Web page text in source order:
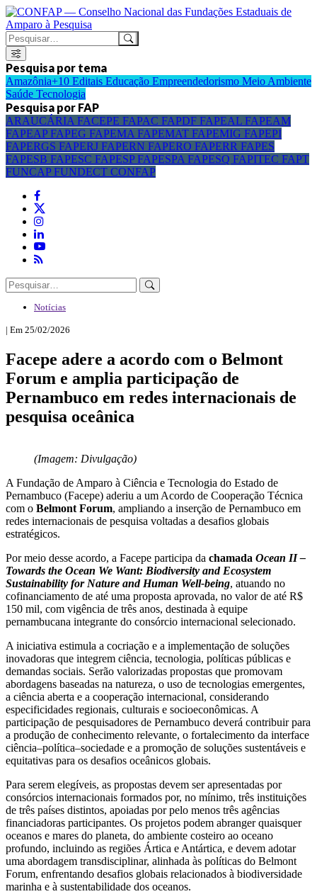
Pesquisa por tema
Amazônia+10 Editais Educação Empreendedorismo Meio Ambiente
Saúde Tecnologia
Pesquisa por FAP
ARAUCÁRIA FACEPE FAPAC FAPDF FAPEAL FAPEAM
FAPEAPFAPEG FAPEMA FAPEMAT FAPEMIG FAPEPI
FAPERGS FAPERJ FAPERN FAPERO FAPERR FAPES
FAPESB FAPESC FAPESPFAPESPA FAPESQ FAPITEC FAPT
FUNCAPFUNDECT CONFAP
Notícias
| Em 25/02/2026
Facepe adere a acordo com o Belmont
Forum e amplia participação de
Pernambuco em redes internacionais de
pesquisa oceânica
(Imagem: Divulgação)
A Fundação de Amparo à Ciência e Tecnologia do Estado de
Pernambuco (Facepe) aderiu a um Acordo de Cooperação Técnica
com o Belmont Forum, ampliando a inserção de Pernambuco em
redes internacionais de pesquisa voltadas a desafios globais
estratégicos.
Por meio desse acordo, a Facepe participa da chamada Ocean II –
Towards the Ocean We Want: Biodiversity and Ecosystem
Sustainability for Nature and Human Well-being, atuando no
cofinanciamento de até uma proposta aprovada, no valor de até R$
150 mil, com vigência de três anos, destinada à equipe
pernambucana integrante do consórcio internacional selecionado.
A iniciativa estimula a cocriação e a implementação de soluções
inovadoras que integrem ciência, tecnologia, políticas públicas e
demandas sociais. Serão valorizadas propostas que promovam
abordagens baseadas na natureza, o uso de tecnologias emergentes,
a ciência aberta e a cooperação internacional, considerando
especificidades regionais, culturais e socioeconômicas. A
participação de pesquisadores de Pernambuco deverá contribuir para
a produção de conhecimento relevante, o fortalecimento da interface
ciência–política–sociedade e a promoção de soluções sustentáveis e
equitativas para os desafios oceânicos globais.
Para serem elegíveis, as propostas devem ser apresentadas por
consórcios internacionais formados por, no mínimo, três instituições
de três países distintos, apoiadas por pelo menos três agências
financiadoras participantes. Os projetos podem abranger quaisquer
oceanos e mares do planeta, do ambiente costeiro ao oceano
profundo, incluindo as regiões Ártica e Antártica, e devem adotar
uma abordagem transdisciplinar, alinhada às políticas do Belmont
Forum, enfrentando desafios globais relacionados à biodiversidade
marinha e à sustentabilidade dos oceanos.